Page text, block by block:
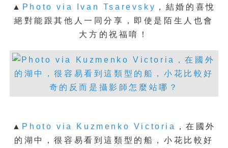
▲ Photo via Ivan Tsarevsky ， 結婚的喜悅
絕對能跟其他人一同分享，即使是陌生人也會
大方的祝福唷！
▲ Photo via Kuzmenko Victoria ，在國外
的湖中，很容易看到這類型的船，小花比較好